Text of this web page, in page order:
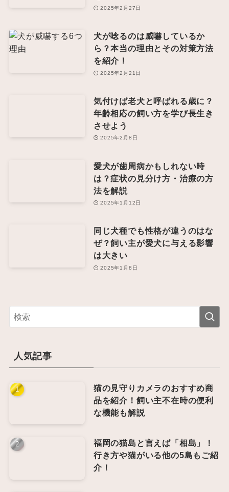
2025年2月27日
犬が唸るのは威嚇しているか
ら？本当の理由とその対策方法
を紹介！
2025年2月21日
気付けば老犬と呼ばれる歳に？
年齢相応の飼い方を学び長生き
させよう
2025年2月8日
愛犬が歯周病かもしれない時
は？症状の見分け方・治療の方
法を解説
2025年1月12日
同じ犬種でも性格が違うのはな
ぜ？飼い主が愛犬に与える影響
は大きい
2025年1月8日
人気記事
猫の見守りカメラのおすすめ商
品を紹介！飼い主不在時の便利
な機能も解説
福岡の猫島と言えば「相島」！
行き方や猫がいる他の5島もご紹
介！